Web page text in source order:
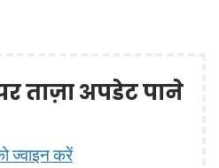
ताज़ा अपडेट पाने
ज्वाइन करें